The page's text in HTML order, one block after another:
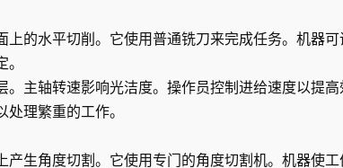
上的水平切削。它使用普通铣刀来完成任务。机器
。主轴转速影响光洁度。操作员控制进给速度以提
理繁重的工作。
产生角度切割。它使用专门的角度切割机。机器使